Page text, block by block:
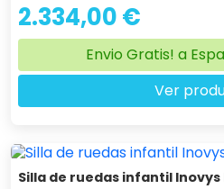
2.334,00 €
Envio Gratis! a
Ver
Silla de ruedas infantil Inovys